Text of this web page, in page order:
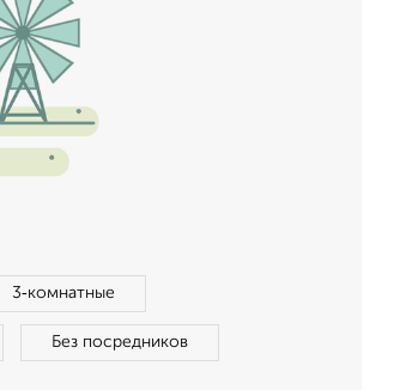
3‑комнатные
Без посредников